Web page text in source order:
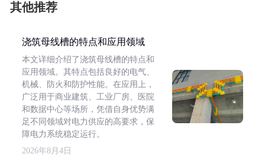
其他推荐
浇筑母线槽的特点和应用领域
本文详细介绍了浇筑母线槽的特点和
应用领域。其特点包括良好的电气、
机械、防火和防护性能。在应用上，
广泛用于商业建筑、工业厂房、医院
和数据中心等场所，凭借自身优势满
足不同领域对电力供应的高要求，保
障电力系统稳定运行。
2026年8月4日